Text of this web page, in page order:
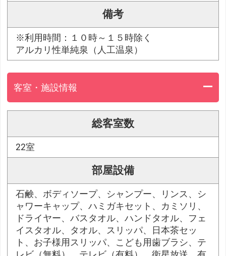
備考
※利用時間：１０時～１５時除く
アルカリ性単純泉（人工温泉）
客室・施設情報
総客室数
22室
部屋設備
石鹸、ボディソープ、シャンプー、リンス、シ
ャワーキャップ、ハミガキセット、カミソリ、
ドライヤー、バスタオル、ハンドタオル、フェ
イスタオル、タオル、スリッパ、日本茶セッ
ト、お子様用スリッパ、こども用歯ブラシ、テ